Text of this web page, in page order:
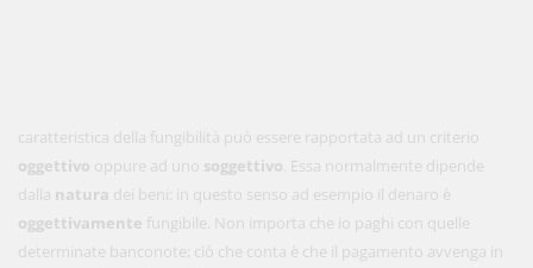
caratteristica della fungibilità può essere rapportata ad un criterio
oggettivo oppure ad uno soggettivo . Essa normalmente dipende
dalla natura dei beni: in questo senso ad esempio il denaro è
oggettivamente fungibile. Non importa che io paghi con quelle
determinate banconote; ciò che conta è che il pagamento avvenga in